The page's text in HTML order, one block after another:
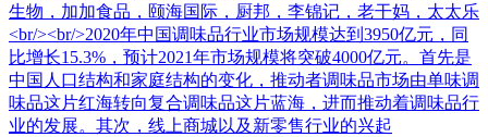
生物，加加食品，颐海国际，厨邦，李锦记，老干妈，太太乐
<br/><br/>2020年中国调味品行业市场规模达到3950亿元，同
比增长15.3%，预计2021年市场规模将突破4000亿元。首先是
中国人口结构和家庭结构的变化，推动者调味品市场由单味调
味品这片红海转向复合调味品这片蓝海，进而推动着调味品行
业的发展。其次，线上商城以及新零售行业的兴起